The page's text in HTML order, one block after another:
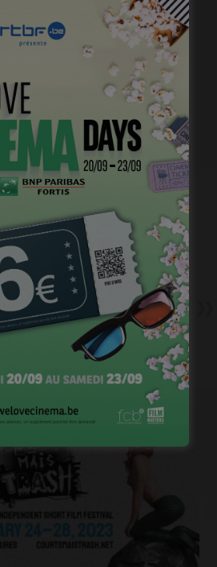
North
18 ans, doit passer une audition
section art dramatique. Mais
donner la réplique, n’est pas là.
trouver un remplaçant, Tony quitte
plus jamais adresser la parole au
films
Suivant
Commission de Sélection des
Films – 3e session 2014 –
Documentaires, Lab…